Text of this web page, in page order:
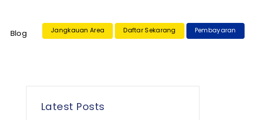
Blog Jangkauan Area Daftar Sekarang Pembayaran
Latest Posts